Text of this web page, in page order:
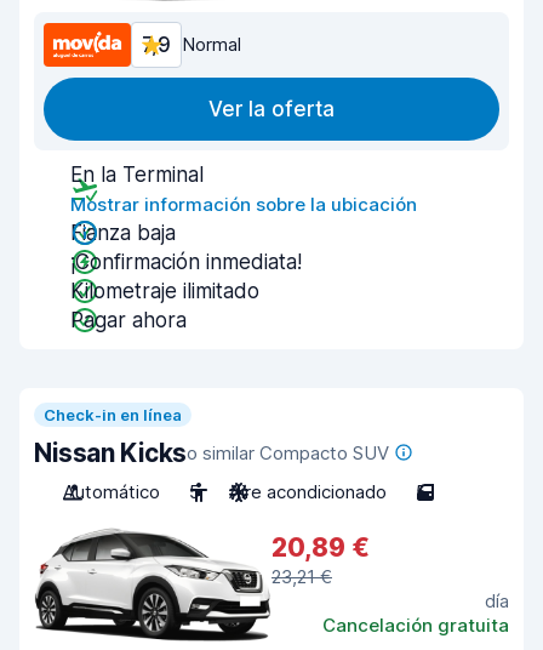
7,9 Normal
Ver la oferta
En la Terminal
Mostrar información sobre la ubicación
Fianza baja
¡Confirmación inmediata!
Kilometraje ilimitado
Pagar ahora
Check-in en línea
Nissan Kickso similar Compacto SUV
Automático
5 Aire acondicionado 5
20,89 €
23,21 €
día
Cancelación gratuita